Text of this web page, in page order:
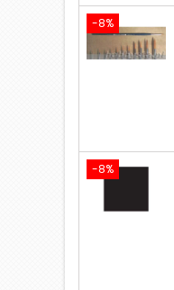
-8%
-8%